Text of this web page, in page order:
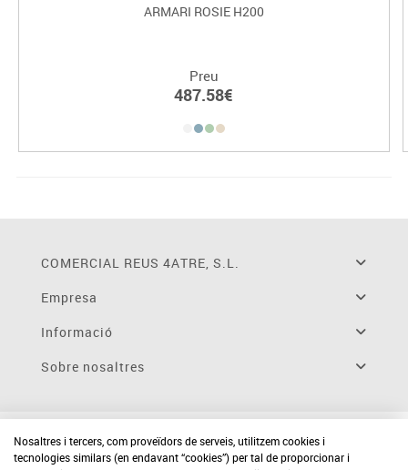
ARMARI ROSIE H200
Preu
487.58€
COMERCIAL REUS 4ATRE, S.L.
Empresa
Informació
Sobre nosaltres
Nosaltres i tercers, com proveïdors de serveis, utilitzem cookies i
tecnologies similars (en endavant “cookies”) per tal de proporcionar i